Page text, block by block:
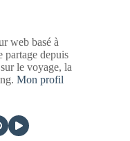
web basé à
partage depuis
le voyage, la
Mon profil